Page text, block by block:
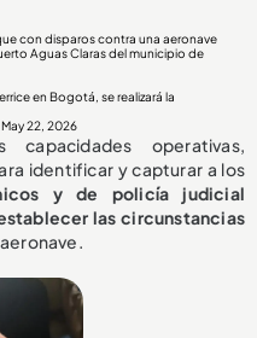
con disparos contra una aeronave
Aguas Claras del municipio de
en Bogotá, se realizará la
May 22, 2026
operativas,
identificar y capturar a los
y de policía judicial
las circunstancias